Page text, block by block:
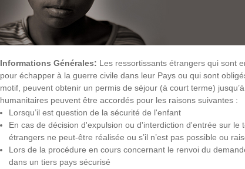
Informations Générales: Les ressortissants étrangers qui sont
pour échapper à la guerre civile dans leur Pays ou qui sont
motif, peuvent obtenir un permis de séjour (à court terme)
humanitaires peuvent être accordés pour les raisons suivantes :
Lorsqu’il est question de la sécurité de l'enfant
En cas de décision d'expulsion ou d'interdiction d'entrée sur
étrangers ne peut-être réalisée ou s’il n’est pas possible ou
Lors de la procédure en cours concernant le renvoi du
dans un tiers pays sécurisé